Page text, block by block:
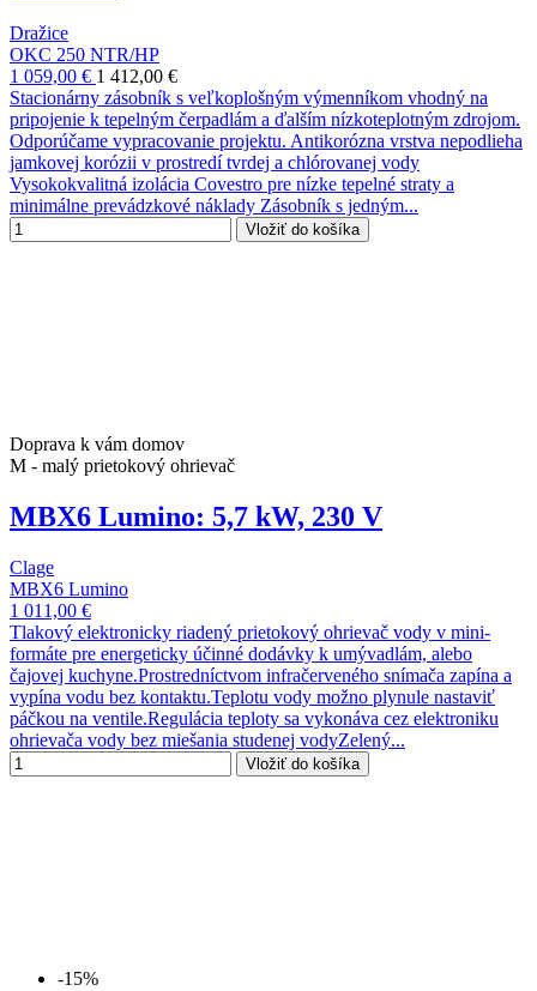
Dražice
OKC 250 NTR/HP
1 059,00 € 1 412,00 €
Stacionárny zásobník s veľkoplošným výmenníkom vhodný na
pripojenie k tepelným čerpadlám a ďalším nízkoteplotným zdrojom.
Odporúčame vypracovanie projektu. Antikorózna vrstva nepodlieha
jamkovej korózii v prostredí tvrdej a chlórovanej vody
Vysokokvalitná izolácia Covestro pre nízke tepelné straty a
minimálne prevádzkové náklady Zásobník s jedným...
Vložiť do košíka
Doprava k vám domov
M - malý prietokový ohrievač
MBX6 Lumino: 5,7 kW, 230 V
Clage
MBX6 Lumino
1 011,00 €
Tlakový elektronicky riadený prietokový ohrievač vody v mini-
formáte pre energeticky účinné dodávky k umývadlám, alebo
čajovej kuchyne.Prostredníctvom infračerveného snímača zapína a
vypína vodu bez kontaktu.Teplotu vody možno plynule nastaviť
páčkou na ventile.Regulácia teploty sa vykonáva cez elektroniku
ohrievača vody bez miešania studenej vodyZelený...
Vložiť do košíka
-15%